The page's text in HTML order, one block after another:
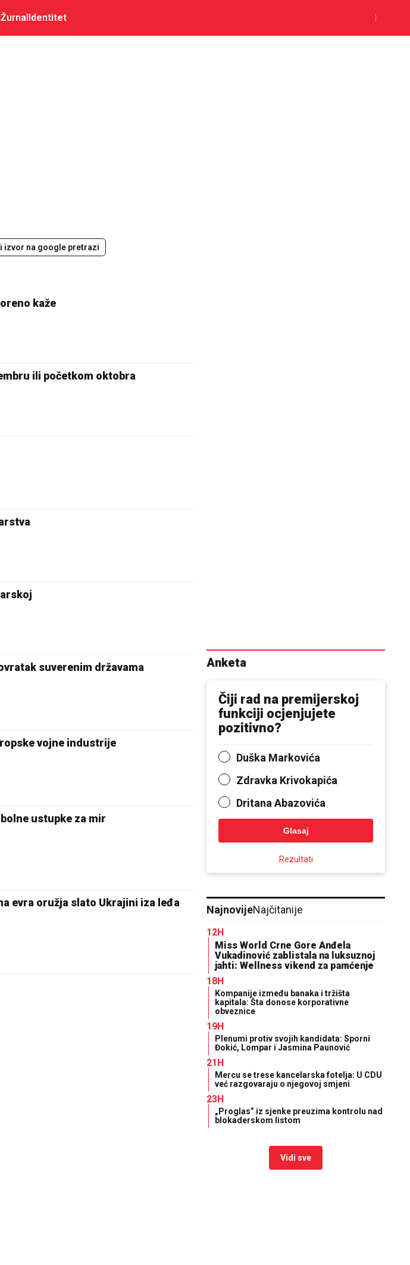
ŽurnalIdentitet
izvor na google pretrazi
kaže
ili početkom oktobra
suverenim državama
vojne industrije
ustupke za mir
evra oružja slato Ukrajini iza leđa
Anketa
Čiji rad na premijerskoj
funkciji ocjenjujete
pozitivno?
Duška Markovića
Zdravka Krivokapića
Dritana Abazovića
Glasaj
Rezultati
NajnovijeNajčitanije
12H
Miss World Crne Gore Anđela
Vukadinović zablistala na luksuznoj
jahti: Wellness vikend za pamćenje
18H
Kompanije između banaka i tržišta
kapitala: Šta donose korporativne
obveznice
19H
Plenumi protiv svojih kandidata: Sporni
Đokić, Lompar i Jasmina Paunović
21H
Mercu se trese kancelarska fotelja: U CDU
već razgovaraju o njegovoj smjeni
23H
„Proglas” iz sjenke preuzima kontrolu nad
blokaderskom listom
Vidi sve